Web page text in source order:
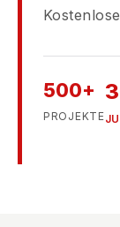
500+
PROJEKTE